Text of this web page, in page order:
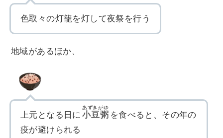
色取々の灯籠を灯して夜祭を行う
地域があるほか、
上元となる日に 小豆粥
あずきがゆ
を食べると、その年の
疫が避けられる